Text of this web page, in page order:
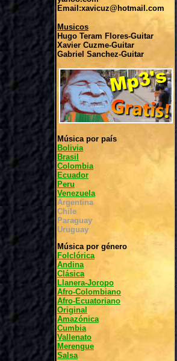
Email:xavicuz@hotmail.com
Musicos
Hugo Teram Flores-Guitar
Xavier Cuzme-Guitar
Gabriel Sanchez-Guitar
Música por país
Bolivia
Brasil
Colombia
Ecuador
Peru
Venezuela
Argentina
Chile
Paraguay
Uruguay
Música por género
Folclórica
Andina
Clásica
Llanera-Joropo
Afro-Colombiano
Afro-Ecuatoriano
Original
Amazónica
Cumbia
Vallenato
Merengue
Salsa